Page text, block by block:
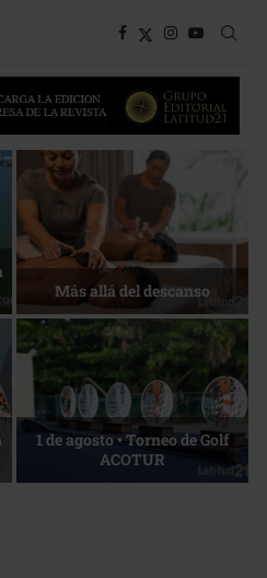
Energía que Impulsa la
competitividad
La esencia del servicio